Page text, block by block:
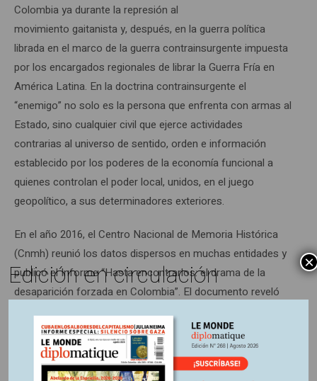
Colombia ya durante la represión al
movimiento gaitanista y, después, en la guerra política
librada en el marco de la guerra contrainsurgente impuesta
por los encargados regionales de librar la Guerra Fría en
América Latina. En la doctrina contrainsurgente el
“enemigo” no solo es la persona que enfrenta con armas al
Estado, sino cualquier civil que ejerce actividades
contrarias al universo de sentido, orden e información
establecido por los poderes de la economía funcional a
quienes controlan el poder local, unidos, en el juego
geopolítico, a sus determinadores exteriores.
En el año 2016, el Centro Nacional de Memoria Histórica
(Cnmh) reunió los datos dispersos en muchas entidades y
publicó el Informe “Hasta encontrarlos: el drama de la
desaparición forzada en Colombia”. El documento reveló
desaparecidos forzosamente entre 1970 y 2015. El
observatorio del Cnmh continuó la labor y en el mes de
agosto de 2018, 80.000 personas estaban registradas
Edición en circulación ×